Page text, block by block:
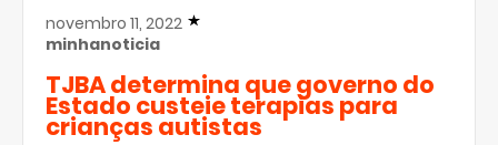
novembro 11, 2022
minhanoticia
TJBA determina que governo do
Estado custeie terapias para
crianças autistas